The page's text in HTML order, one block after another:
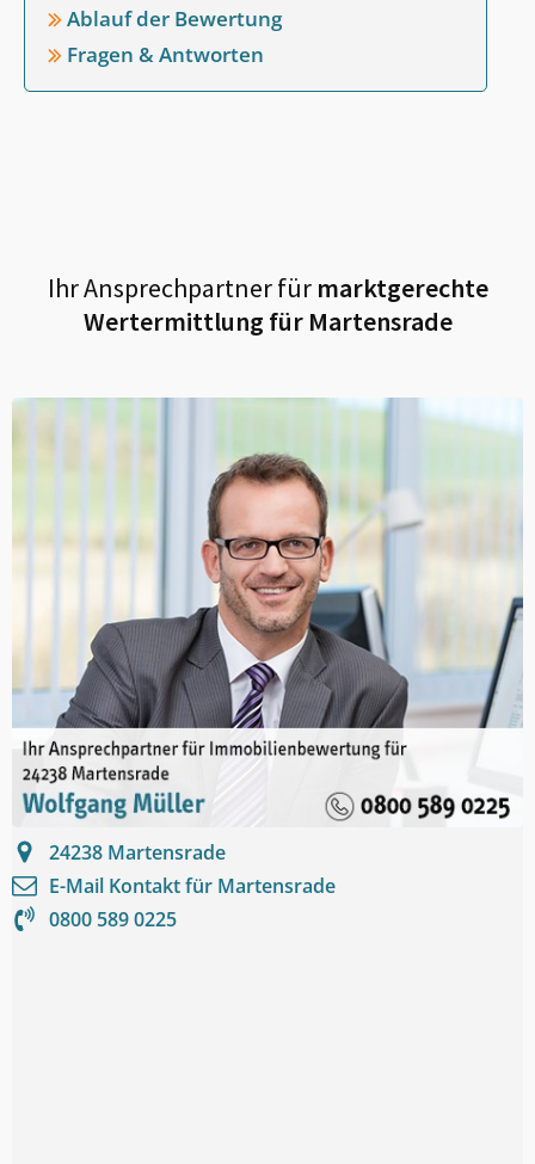
Ablauf der Bewertung
Fragen & Antworten
Ihr Ansprechpartner fürmarktgerechte
Wertermittlung für Martensrade
24238 Martensrade
E-Mail Kontakt für Martensrade
0800 589 0225